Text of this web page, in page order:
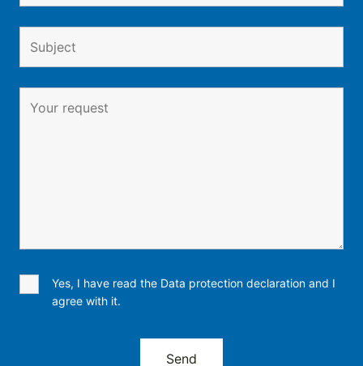
Yes, I have read the Data protection declaration and I
agree with it.